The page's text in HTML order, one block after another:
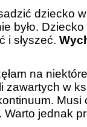
dziecko
było.
i słyszeć.
na
zawartych w
Musi
Warto jednak